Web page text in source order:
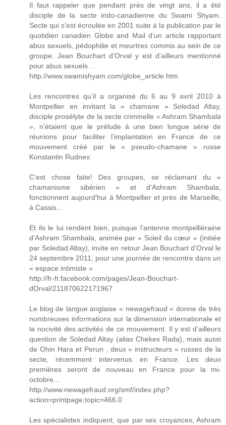
Il faut rappeler que pendant près de vingt ans, il a été
disciple de la secte indo-canadienne du Swami Shyam.
Secte qui s’est écroulée en 2001 suite à la publication par le
quotidien canadien Globe and Mail d’un article rapportant
abus sexuels, pédophilie et meurtres commis au sein de ce
groupe. Jean Bouchart d’Orval y est d’ailleurs mentionné
pour abus sexuels…
http://www.swamishyam.com/globe_article.htm
Les rencontres qu’il a organisé du 6 au 9 avril 2010 à
Montpellier en invitant la « chamane » Soledad Altay,
disciple prosélyte de la secte criminelle « Ashram Shambala
», n’étaient que le prélude à une bien longue série de
réunions pour faciliter l’implantation en France de ce
mouvement créé par le « pseudo-chamane » russe
Konstantin Rudnev.
C’est chose faite! Des groupes, se réclamant du «
chamanisme sibérien » et d’Ashram Shambala,
fonctionnent aujourd’hui à Montpellier et près de Marseille,
à Cassis…
Et ils le lui rendent bien, puisque l’antenne montpelliéraine
d’Ashram Shambala, animée par « Soleil du cœur » (initiée
par Soledad Altay), invite en retour Jean Bouchart d’Orval le
24 septembre 2011, pour une journée de rencontre dans un
« espace intimiste ».
http://fr-fr.facebook.com/pages/Jean-Bouchart-
dOrval/211870622171967
Le blog de langue anglaise « newagefraud » donne de très
nombreuses informations sur la dimension internationale et
la nocivité des activités de ce mouvement. Il y est d’ailleurs
question de Soledad Altay (alias Chekes Rada), mais aussi
de Ohin Hara et Perun , deux « instructeurs » russes de la
secte, récemment intervenus en France. Les deux
premières seront de nouveau en France pour la mi-
octobre…
http://www.newagefraud.org/smf/index.php?
action=printpage;topic=466.0
Les spécialistes indiquent, que par ses croyances, Ashram